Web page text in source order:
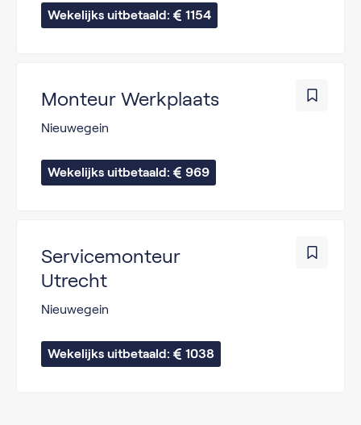
Wekelijks uitbetaald: 1154
Monteur Werkplaats
Nieuwegein
Wekelijks uitbetaald: 969
Servicemonteur
Utrecht
Nieuwegein
Wekelijks uitbetaald: 1038